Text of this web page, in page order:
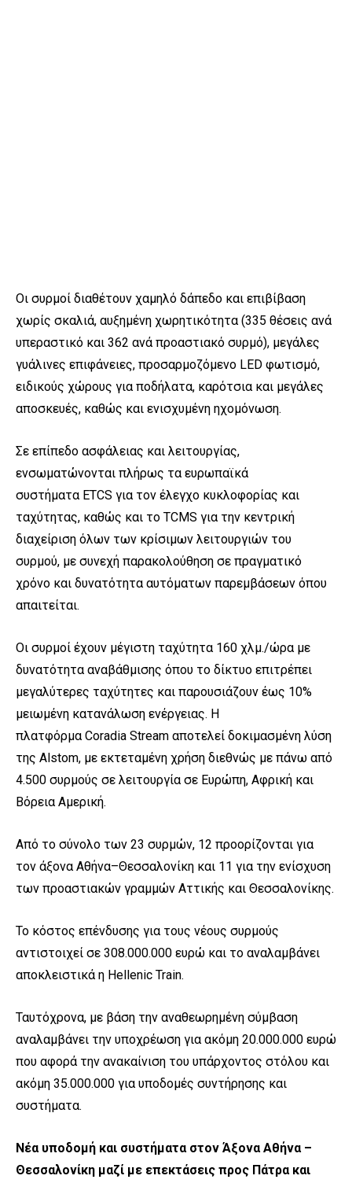
Οι συρμοί διαθέτουν χαμηλό δάπεδο και επιβίβαση
χωρίς σκαλιά, αυξημένη χωρητικότητα (335 θέσεις ανά
υπεραστικό και 362 ανά προαστιακό συρμό), μεγάλες
γυάλινες επιφάνειες, προσαρμοζόμενο LED φωτισμό,
ειδικούς χώρους για ποδήλατα, καρότσια και μεγάλες
αποσκευές, καθώς και ενισχυμένη ηχομόνωση.
Σε επίπεδο ασφάλειας και λειτουργίας,
ενσωματώνονται πλήρως τα ευρωπαϊκά
συστήματα ETCS για τον έλεγχο κυκλοφορίας και
ταχύτητας, καθώς και το TCMS για την κεντρική
διαχείριση όλων των κρίσιμων λειτουργιών του
συρμού, με συνεχή παρακολούθηση σε πραγματικό
χρόνο και δυνατότητα αυτόματων παρεμβάσεων όπου
απαιτείται.
Οι συρμοί έχουν μέγιστη ταχύτητα 160 χλμ./ώρα με
δυνατότητα αναβάθμισης όπου το δίκτυο επιτρέπει
μεγαλύτερες ταχύτητες και παρουσιάζουν έως 10%
μειωμένη κατανάλωση ενέργειας. Η
πλατφόρμαCoradia Stream αποτελεί δοκιμασμένη λύση
της Alstom, με εκτεταμένη χρήση διεθνώς με πάνω από
4.500 συρμούς σε λειτουργία σε Ευρώπη, Αφρική και
Βόρεια Αμερική.
Από το σύνολο των 23 συρμών, 12 προορίζονται για
τον άξονα Αθήνα–Θεσσαλονίκη και 11 για την ενίσχυση
των προαστιακών γραμμών Αττικής και Θεσσαλονίκης.
Το κόστος επένδυσης για τους νέους συρμούς
αντιστοιχεί σε 308.000.000 ευρώ και το αναλαμβάνει
αποκλειστικά η Hellenic Train.
Ταυτόχρονα, με βάση την αναθεωρημένη σύμβαση
αναλαμβάνει την υποχρέωση για ακόμη 20.000.000 ευρώ
που αφορά την ανακαίνιση του υπάρχοντος στόλου και
ακόμη 35.000.000 για υποδομές συντήρησης και
συστήματα.
Νέα υποδομή και συστήματα στον Άξονα Αθήνα –
Θεσσαλονίκη μαζί με επεκτάσεις προς Πάτρα και